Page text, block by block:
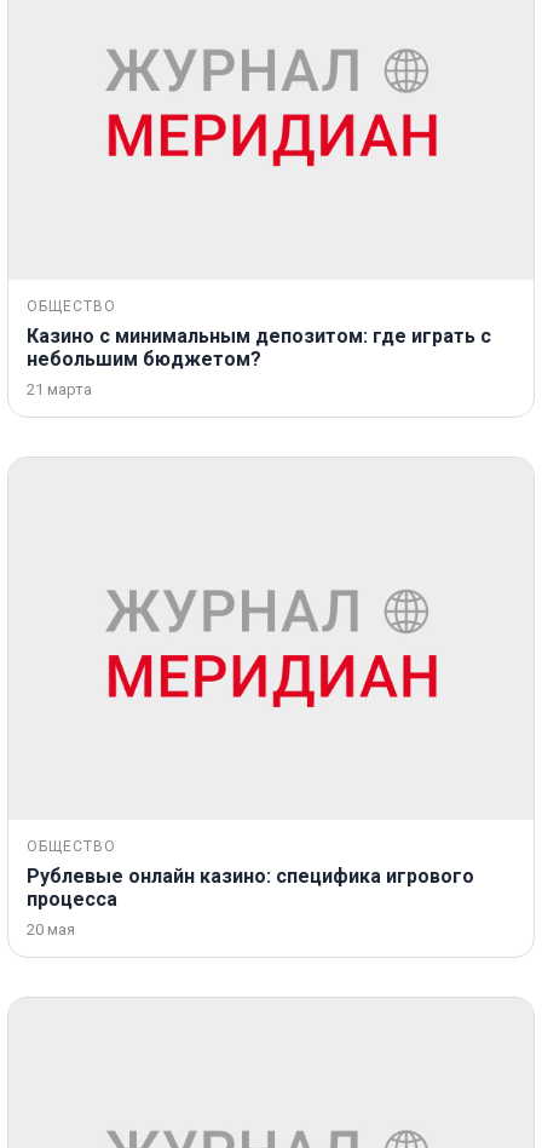
ОБЩЕСТВО
Казино с минимальным депозитом: где играть с
небольшим бюджетом?
21 марта
ОБЩЕСТВО
Рублевые онлайн казино: специфика игрового
процесса
20 мая